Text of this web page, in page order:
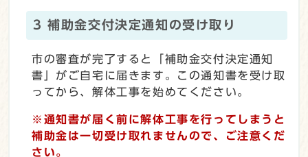
3 補助金交付決定通知の受け取り
市の審査が完了すると「補助金交付決定通知
書」がご自宅に届きます。この通知書を受け取
ってから、解体工事を始めてください。
※通知書が届く前に解体工事を行ってしまうと
補助金は一切受け取れませんので、ご注意くだ
さい。